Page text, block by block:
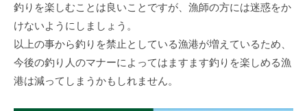
釣りを楽しむことは良いことですが、漁師の⽅には迷惑をか
けないようにしましょう。
以上の事から釣りを禁⽌としている漁港が増えているため、
今後の釣り⼈のマナーによってはますます釣りを楽しめる漁
港は減ってしまうかもしれません。